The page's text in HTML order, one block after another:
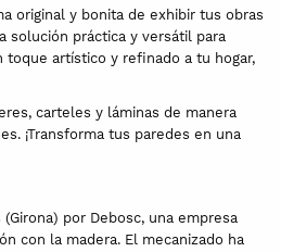
original y bonita de exhibir tus obras
solución práctica y versátil para
toque artístico y refinado a tu hogar,
carteles y láminas de manera
¡Transforma tus paredes en una
por Debosc, una empresa
con la madera. El mecanizado ha